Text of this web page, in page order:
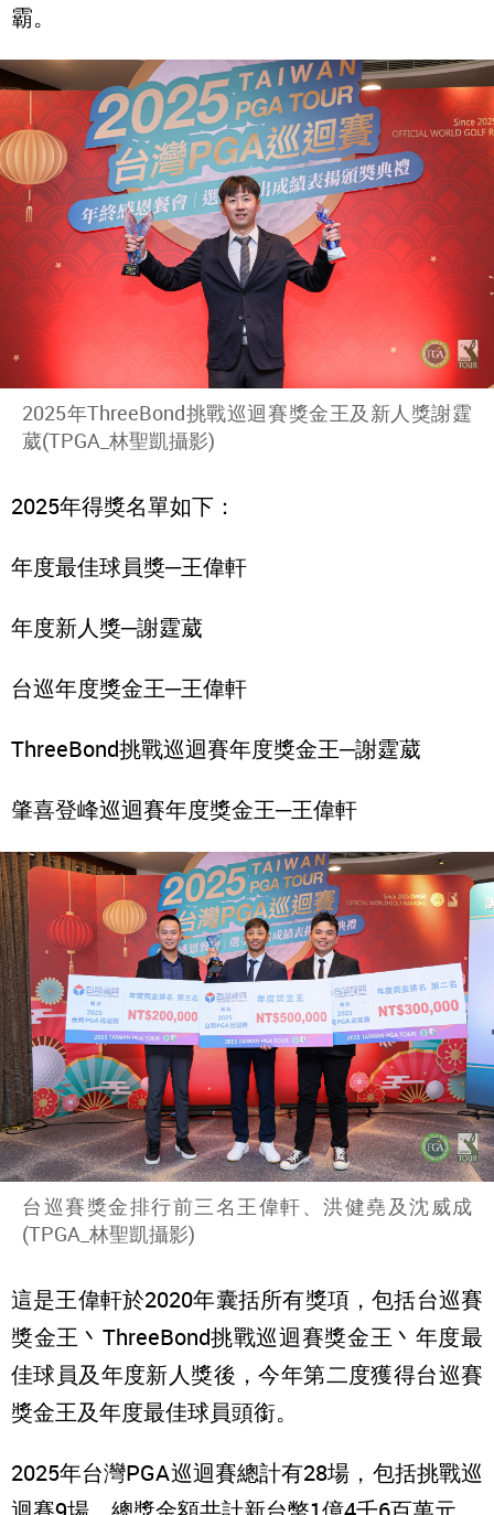
霸。
2025年ThreeBond挑戰巡迴賽獎金王及新人獎謝霆
葳(TPGA_林聖凱攝影)
2025年得獎名單如下：
年度最佳球員獎─王偉軒
年度新人獎─謝霆葳
台巡年度獎金王─王偉軒
ThreeBond挑戰巡迴賽年度獎金王─謝霆葳
肇喜登峰巡迴賽年度獎金王─王偉軒
台巡賽獎金排行前三名王偉軒、洪健堯及沈威成
(TPGA_林聖凱攝影)
這是王偉軒於2020年囊括所有獎項，包括台巡賽
獎金王丶ThreeBond挑戰巡迴賽獎金王丶年度最
佳球員及年度新人獎後，今年第二度獲得台巡賽
獎金王及年度最佳球員頭銜。
2025年台灣PGA巡迴賽總計有28場，包括挑戰巡